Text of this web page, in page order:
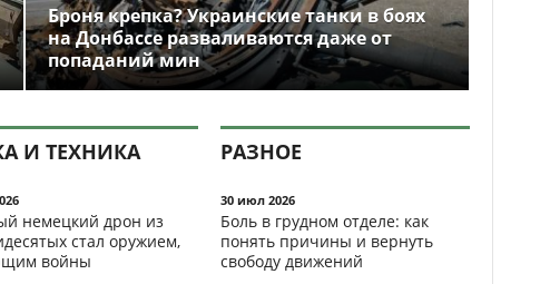
Броня крепка? Украинские танки в боях
на Донбассе разваливаются даже от
попаданий мин
И ТЕХНИКА
немецкий дрон из
стал оружием,
войны
РАЗНОЕ
30 июл 2026
Боль в грудном отделе: как
понять причины и вернуть
свободу движений